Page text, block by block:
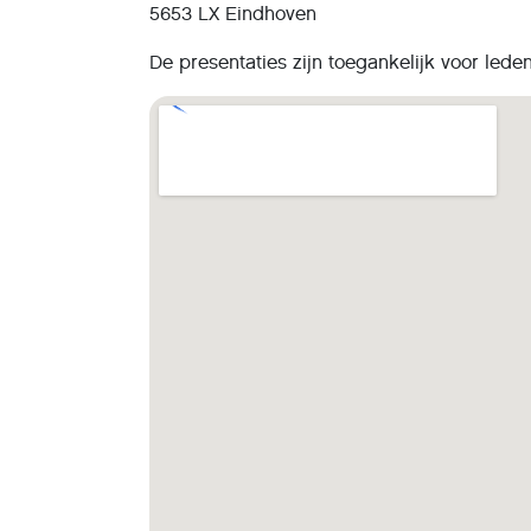
5653 LX Eindhoven
De presentaties zijn toegankelijk voor